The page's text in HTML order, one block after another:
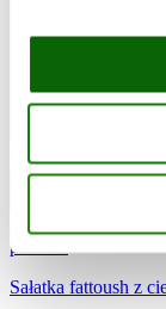
Oceń przepis:
Anuluj odpowiadanie
Sałatka fattoush z